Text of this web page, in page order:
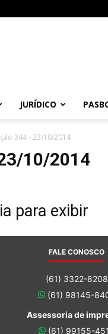
JURÍDICO
344 - 23/10/2014
10/2014
para exibir
FALE CONOSCO
(61) 3322-8208
(61) 98145-
Assessoria de
(61) 99155-